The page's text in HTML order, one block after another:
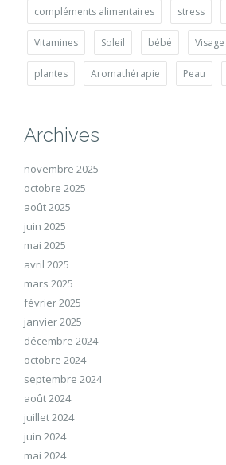
compléments alimentaires stress
Vitamines Soleil bébé Visage
plantes Aromathérapie Peau
Archives
novembre 2025
octobre 2025
août 2025
juin 2025
mai 2025
avril 2025
mars 2025
février 2025
janvier 2025
décembre 2024
octobre 2024
septembre 2024
août 2024
juillet 2024
juin 2024
mai 2024